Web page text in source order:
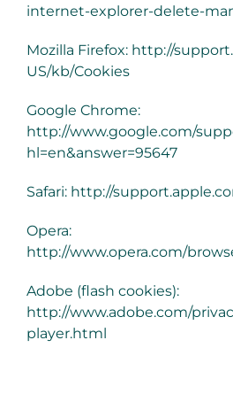
internet-explorer-delete-
Mozilla Firefox: http://
US/kb/Cookies
Google Chrome:
http://www.google.com/
hl=en&answer=95647
Safari: http://
Opera:
http://www.opera.com/
Adobe (flash cookies):
http://www.adobe.com/
player.html